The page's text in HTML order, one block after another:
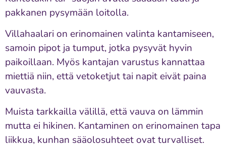
pakkanen pysymään loitolla.
Villahaalari on erinomainen valinta kantamiseen,
samoin pipot ja tumput, jotka pysyvät hyvin
paikoillaan. Myös kantajan varustus kannattaa
miettiä niin, että vetoketjut tai napit eivät paina
vauvasta.
Muista tarkkailla välillä, että vauva on lämmin
mutta ei hikinen. Kantaminen on erinomainen tapa
liikkua, kunhan sääolosuhteet ovat turvalliset.